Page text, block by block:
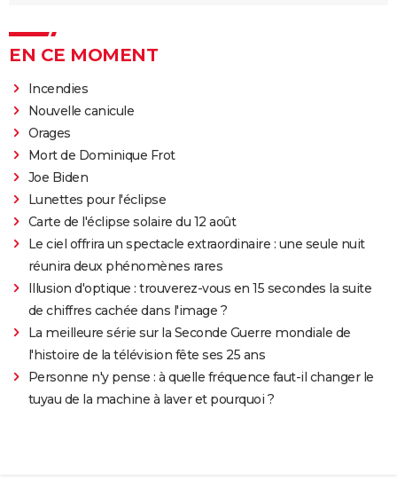
EN CE MOMENT
Incendies
Nouvelle canicule
Orages
Mort de Dominique Frot
Joe Biden
Lunettes pour l'éclipse
Carte de l'éclipse solaire du 12 août
Le ciel offrira un spectacle extraordinaire : une seule nuit
réunira deux phénomènes rares
Illusion d'optique : trouverez-vous en 15 secondes la suite
de chiffres cachée dans l'image ?
La meilleure série sur la Seconde Guerre mondiale de
l'histoire de la télévision fête ses 25 ans
Personne n'y pense : à quelle fréquence faut-il changer le
tuyau de la machine à laver et pourquoi ?